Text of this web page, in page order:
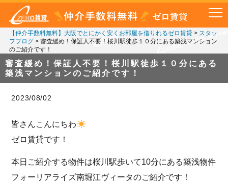
【仲介手数料無料】大阪でとにかく安くお部屋を借りれるゼロ賃貸> スタッ
フブログ> 審査緩め！保証人不要！桜川駅徒歩１０分にある築浅マンション
のご紹介です！
審査緩め！保証人不要！桜川駅徒歩１０分にある
築浅マンションのご紹介です！
2023/08/02
皆さんこんにちわ
ゼロ賃貸です！
本日ご紹介する物件は桜川駅歩いて10分にある築浅物件
フォーリアライズ南堀江ヴィータのご紹介です！